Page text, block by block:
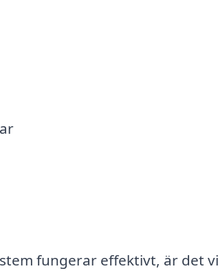
fungerar effektivt, är det